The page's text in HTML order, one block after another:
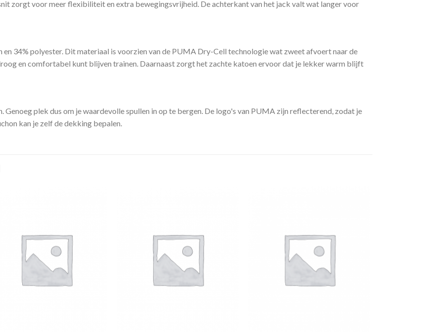
zorgt voor meer flexibiliteit en extra bewegingsvrijheid. De achterkant van het jack valt wat langer voor
34% polyester. Dit materiaal is voorzien van de PUMA Dry-Cell technologie wat zweet afvoert naar de
en comfortabel kunt blijven trainen. Daarnaast zorgt het zachte katoen ervoor dat je lekker warm blijft
plek dus om je waardevolle spullen in op te bergen. De logo's van PUMA zijn reflecterend, zodat je
kan je zelf de dekking bepalen.